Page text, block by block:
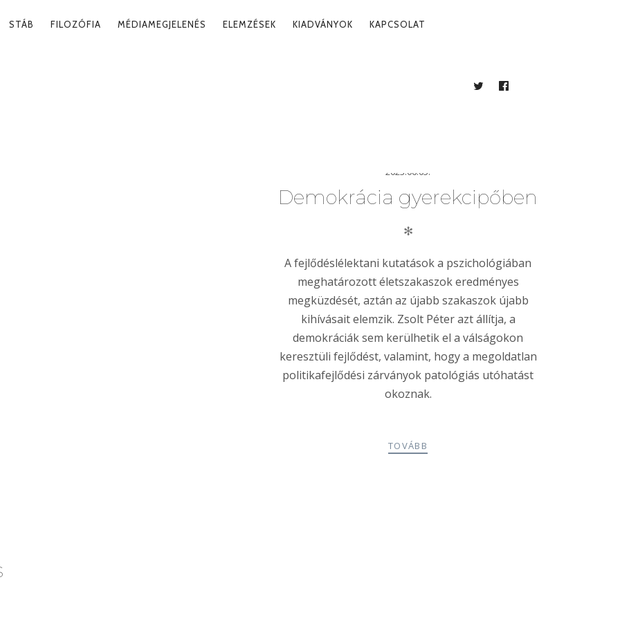
STÁB FILOZÓFIA MÉDIAMEGJELENÉS ELEMZÉSEK KIADVÁNYOK KAPCSOLAT
TWITTERFACEBOOK
2023.06.05.
Demokrácia gyerekcipőben
✻
A fejlődéslélektani kutatások a pszichológiában
meghatározott életszakaszok eredményes
megküzdését, aztán az újabb szakaszok újabb
kihívásait elemzik. Zsolt Péter azt állítja, a
demokráciák sem kerülhetik el a válságokon
keresztüli fejlődést, valamint, hogy a megoldatlan
politikafejlődési zárványok patológiás utóhatást
okoznak.
TOVÁBB